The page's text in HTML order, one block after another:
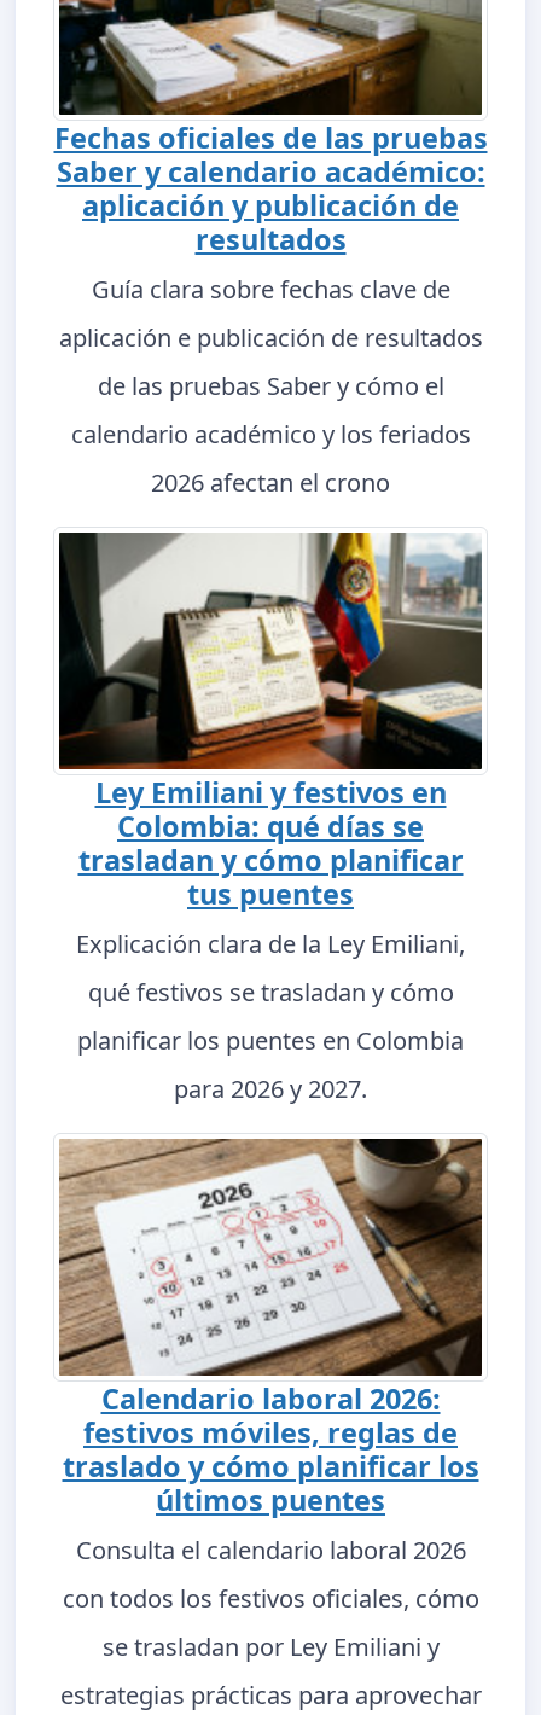
Fechas oficiales de las pruebas
Saber y calendario académico:
aplicación y publicación de
resultados
Guía clara sobre fechas clave de
aplicación e publicación de resultados
de las pruebas Saber y cómo el
calendario académico y los feriados
2026 afectan el crono
Ley Emiliani y festivos en
Colombia: qué días se
trasladan y cómo planificar
tus puentes
Explicación clara de la Ley Emiliani,
qué festivos se trasladan y cómo
planificar los puentes en Colombia
para 2026 y 2027.
Calendario laboral 2026:
festivos móviles, reglas de
traslado y cómo planificar los
últimos puentes
Consulta el calendario laboral 2026
con todos los festivos oficiales, cómo
se trasladan por Ley Emiliani y
estrategias prácticas para aprovechar